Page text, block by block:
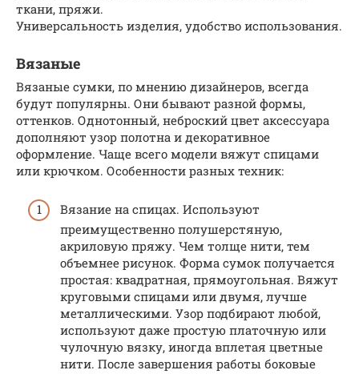
ткани, пряжи.
Универсальность изделия, удобство использования.
Вязаные
Вязаные сумки, по мнению дизайнеров, всегда
будут популярны. Они бывают разной формы,
оттенков. Однотонный, неброский цвет аксессуара
дополняют узор полотна и декоративное
оформление. Чаще всего модели вяжут спицами
или крючком. Особенности разных техник:
Вязание на спицах. Используют
преимущественно полушерстяную,
акриловую пряжу. Чем толще нити, тем
объемнее рисунок. Форма сумок получается
простая: квадратная, прямоугольная. Вяжут
круговыми спицами или двумя, лучше
металлическими. Узор подбирают любой,
используют даже простую платочную или
чулочную вязку, иногда вплетая цветные
нити. После завершения работы боковые